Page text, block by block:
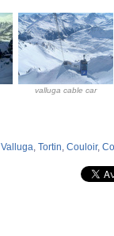
valluga cable car
Valluga, Tortin, Couloir,